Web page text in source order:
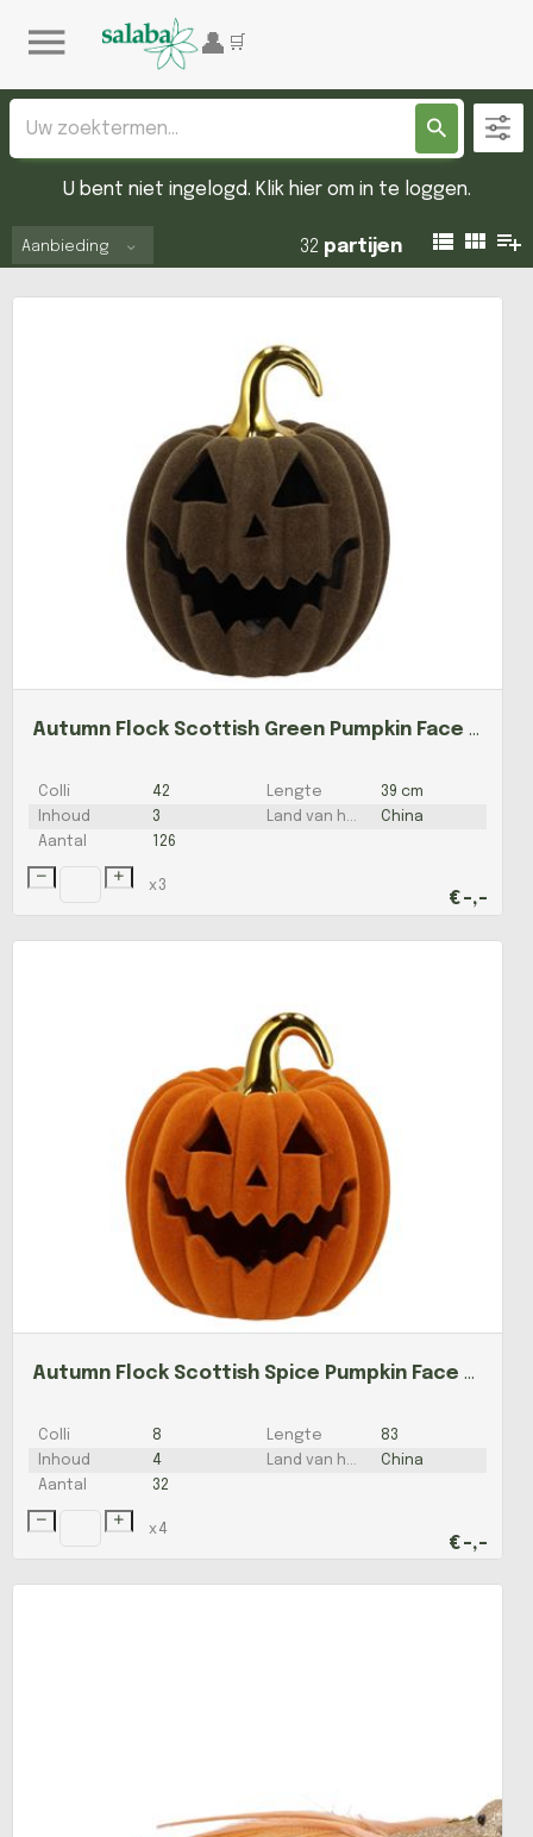
U bent niet ingelogd. Klik hier om in te loggen.
Aanbieding 32 partijen
Autumn Flock Scottish Green Pumpkin Face Led 17x17
Colli 42 Lengte
39 cm
Inhoud
3 Land van herkomst
China
Aantal
126
€-,-
x 3
Autumn Flock Scottish Spice Pumpkin Face Led 15x15
Colli 8 Lengte
83
Inhoud
4 Land van herkomst
China
Aantal
32
€-,-
x 4